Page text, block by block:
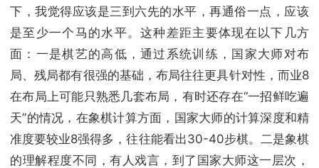
下，我觉得应该是三到六先的水平，再通俗一点，应该
是至少一个马的水平。这种差距主要体现在以下几方
面：一是棋艺的高低，通过系统训练，国家大师对布
局、残局都有很强的基础，布局往往更具针对性，而业8
在布局上可能只熟悉几套布局，有时还存在“一招鲜吃遍
天”的情况，在象棋计算方面，国家大师的计算深度和精
准度要较业8强得多，往往能看出30-40步棋。二是象棋
的理解程度不同，有人戏言，到了国家大师这一层次，